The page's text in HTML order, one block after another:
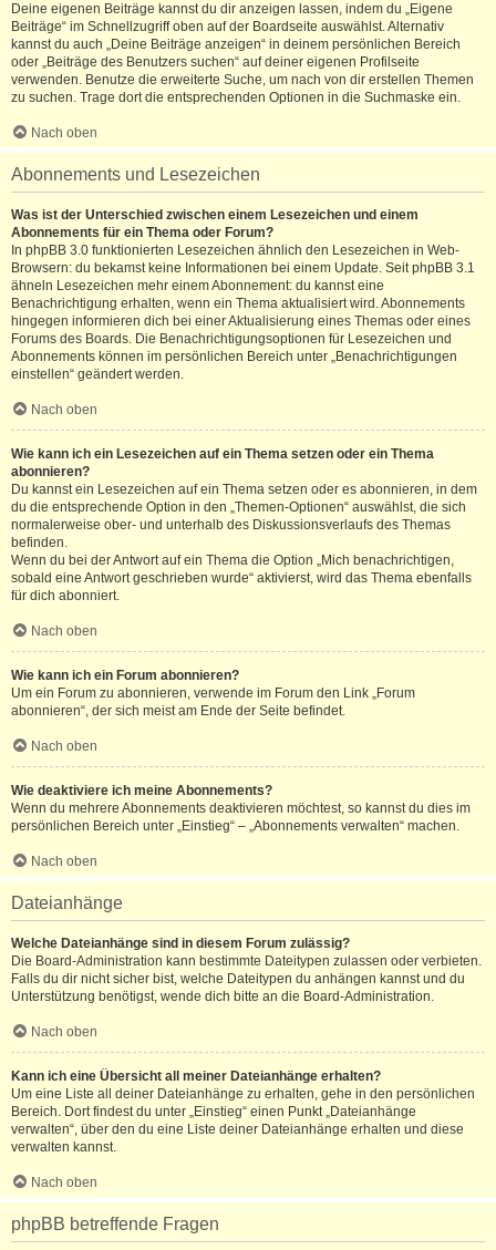
Deine eigenen Beiträge kannst du dir anzeigen lassen, indem du „Eigene
Beiträge“ im Schnellzugriff oben auf der Boardseite auswählst. Alternativ
kannst du auch „Deine Beiträge anzeigen“ in deinem persönlichen Bereich
oder „Beiträge des Benutzers suchen“ auf deiner eigenen Profilseite
verwenden. Benutze die erweiterte Suche, um nach von dir erstellen Themen
zu suchen. Trage dort die entsprechenden Optionen in die Suchmaske ein.
Nach oben
Abonnements und Lesezeichen
Was ist der Unterschied zwischen einem Lesezeichen und einem
Abonnements für ein Thema oder Forum?
In phpBB 3.0 funktionierten Lesezeichen ähnlich den Lesezeichen in Web-
Browsern: du bekamst keine Informationen bei einem Update. Seit phpBB 3.1
ähneln Lesezeichen mehr einem Abonnement: du kannst eine
Benachrichtigung erhalten, wenn ein Thema aktualisiert wird. Abonnements
hingegen informieren dich bei einer Aktualisierung eines Themas oder eines
Forums des Boards. Die Benachrichtigungsoptionen für Lesezeichen und
Abonnements können im persönlichen Bereich unter „Benachrichtigungen
einstellen“ geändert werden.
Nach oben
Wie kann ich ein Lesezeichen auf ein Thema setzen oder ein Thema
abonnieren?
Du kannst ein Lesezeichen auf ein Thema setzen oder es abonnieren, in dem
du die entsprechende Option in den „Themen-Optionen“ auswählst, die sich
normalerweise ober- und unterhalb des Diskussionsverlaufs des Themas
befinden.
Wenn du bei der Antwort auf ein Thema die Option „Mich benachrichtigen,
sobald eine Antwort geschrieben wurde“ aktivierst, wird das Thema ebenfalls
für dich abonniert.
Nach oben
Wie kann ich ein Forum abonnieren?
Um ein Forum zu abonnieren, verwende im Forum den Link „Forum
abonnieren“, der sich meist am Ende der Seite befindet.
Nach oben
Wie deaktiviere ich meine Abonnements?
Wenn du mehrere Abonnements deaktivieren möchtest, so kannst du dies im
persönlichen Bereich unter „Einstieg“ – „Abonnements verwalten“ machen.
Nach oben
Dateianhänge
Welche Dateianhänge sind in diesem Forum zulässig?
Die Board-Administration kann bestimmte Dateitypen zulassen oder verbieten.
Falls du dir nicht sicher bist, welche Dateitypen du anhängen kannst und du
Unterstützung benötigst, wende dich bitte an die Board-Administration.
Nach oben
Kann ich eine Übersicht all meiner Dateianhänge erhalten?
Um eine Liste all deiner Dateianhänge zu erhalten, gehe in den persönlichen
Bereich. Dort findest du unter „Einstieg“ einen Punkt „Dateianhänge
verwalten“, über den du eine Liste deiner Dateianhänge erhalten und diese
verwalten kannst.
Nach oben
phpBB betreffende Fragen